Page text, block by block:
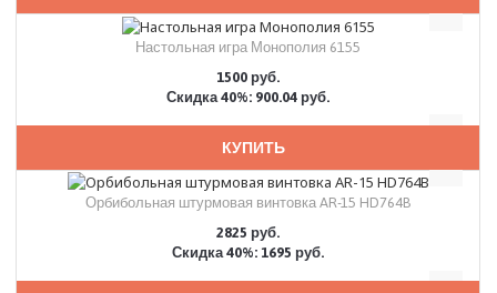
Настольная игра Монополия 6155
1500 руб.
Скидка 40%: 900.04 руб.
КУПИТЬ
Орбибольная штурмовая винтовка AR-15 HD764B
2825 руб.
Скидка 40%: 1695 руб.